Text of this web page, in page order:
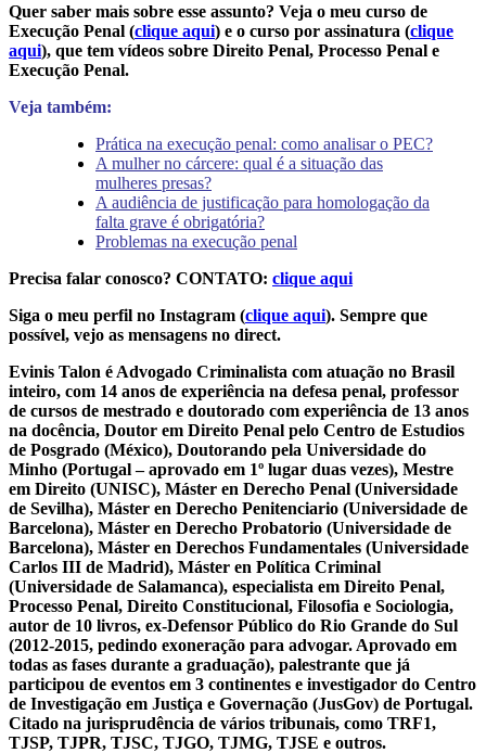
Quer saber mais sobre esse assunto? Veja o meu curso de
Execução Penal (clique aqui) e o curso por assinatura (clique
aqui), que tem vídeos sobre Direito Penal, Processo Penal e
Execução Penal.
Veja também:
Prática na execução penal: como analisar o PEC?
A mulher no cárcere: qual é a situação das
mulheres presas?
A audiência de justificação para homologação da
falta grave é obrigatória?
Problemas na execução penal
Precisa falar conosco? CONTATO: clique aqui
Siga o meu perfil no Instagram (clique aqui). Sempre que
possível, vejo as mensagens no direct.
Evinis Talon é Advogado Criminalista com atuação no Brasil
inteiro, com 14 anos de experiência na defesa penal, professor
de cursos de mestrado e doutorado com experiência de 13 anos
na docência, Doutor em Direito Penal pelo Centro de Estudios
de Posgrado (México), Doutorando pela Universidade do
Minho (Portugal – aprovado em 1º lugar duas vezes), Mestre
em Direito (UNISC), Máster en Derecho Penal (Universidade
de Sevilha), Máster en Derecho Penitenciario (Universidade de
Barcelona), Máster en Derecho Probatorio (Universidade de
Barcelona), Máster en Derechos Fundamentales (Universidade
Carlos III de Madrid), Máster en Política Criminal
(Universidade de Salamanca), especialista em Direito Penal,
Processo Penal, Direito Constitucional, Filosofia e Sociologia,
autor de 10 livros, ex-Defensor Público do Rio Grande do Sul
(2012-2015, pedindo exoneração para advogar. Aprovado em
todas as fases durante a graduação), palestrante que já
participou de eventos em 3 continentes e investigador do Centro
de Investigação em Justiça e Governação (JusGov) de Portugal.
Citado na jurisprudência de vários tribunais, como TRF1,
TJSP, TJPR, TJSC, TJGO, TJMG, TJSE e outros.